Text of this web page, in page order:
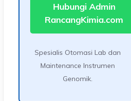
Hubungi Admin
RancangKimia.com
Spesialis Otomasi Lab dan
Maintenance Instrumen
Genomik.